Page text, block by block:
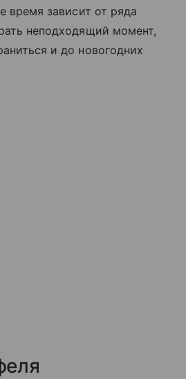
время зависит от ряда
неподходящий момент,
и до новогодних